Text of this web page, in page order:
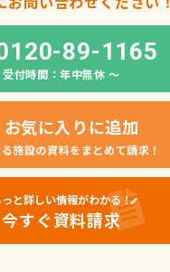
89-1165
受付時間：年中無休 〜
お気に入りに追加
施設の資料をまとめて請求！
っと詳しい情報がわかる！
今すぐ資料請求